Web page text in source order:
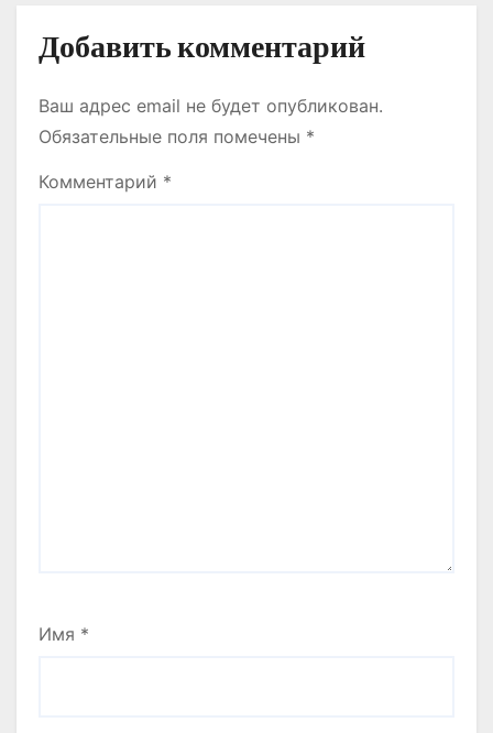
Добавить комментарий
Ваш адрес email не будет опубликован.
Обязательные поля помечены *
Комментарий *
Имя *